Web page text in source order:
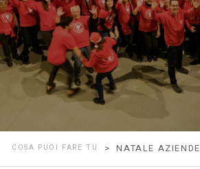
COSA PUOI FARE TU > NATALE AZIENDE